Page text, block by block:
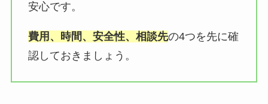
安心です。
費用、時間、安全性、相談先の4つを先に確
認しておきましょう。